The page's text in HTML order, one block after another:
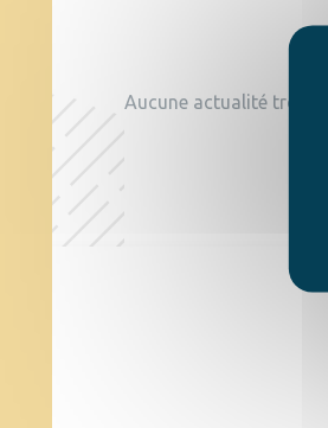
Aucune actualité trouvée